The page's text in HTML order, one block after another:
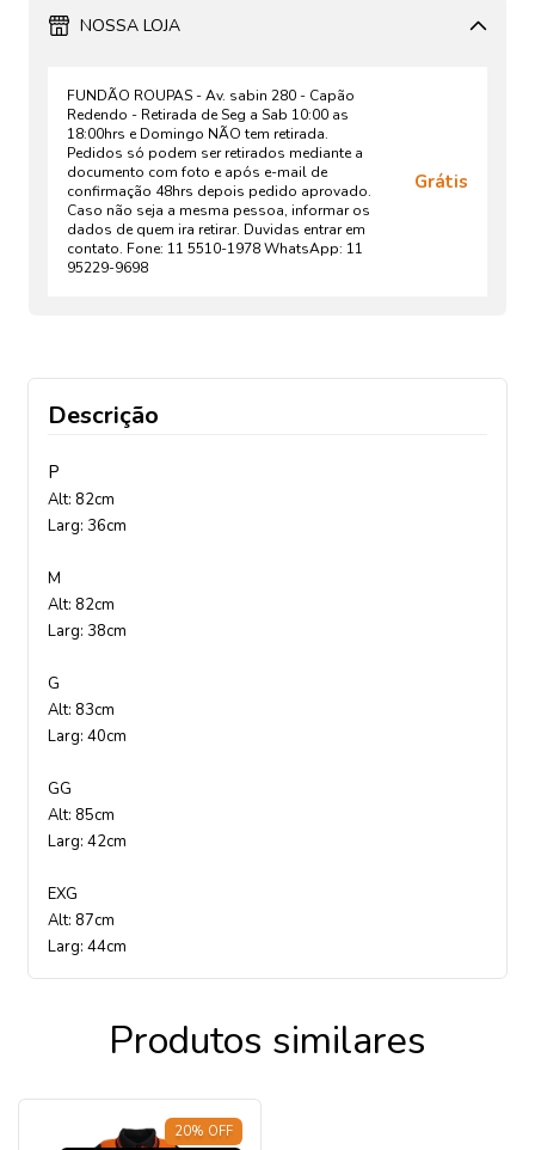
NOSSA LOJA
FUNDÃO ROUPAS - Av. sabin 280 - Capão
Redendo - Retirada de Seg a Sab 10:00 as
18:00hrs e Domingo NÃO tem retirada.
Pedidos só podem ser retirados mediante a
documento com foto e após e-mail de
confirmação 48hrs depois pedido aprovado.
Caso não seja a mesma pessoa, informar os
dados de quem ira retirar. Duvidas entrar em
contato. Fone: 11 5510-1978 WhatsApp: 11
95229-9698
Grátis
Descrição
P
Alt: 82cm
Larg: 36cm
M
Alt: 82cm
Larg: 38cm
G
Alt: 83cm
Larg: 40cm
GG
Alt: 85cm
Larg: 42cm
EXG
Alt: 87cm
Larg: 44cm
Produtos similares
20% OFF